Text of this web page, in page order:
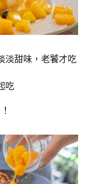
淡甜味，老饕才吃
吃